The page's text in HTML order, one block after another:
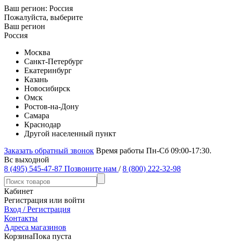
Ваш регион: Россия
Пожалуйста, выберите
Ваш регион
Россия
Москва
Санкт-Петербург
Екатеринбург
Казань
Новосибирск
Омск
Ростов-на-Дону
Самара
Краснодар
Другой населенный пункт
Заказать обратный звонок Время работы Пн-Сб 09:00-17:30.
Вс выходной
8 (495) 545-47-87 Позвоните нам / 8 (800) 222-32-98
Кабинет
Регистрация или войти
Вход / Регистрация
Контакты
Адреса магазинов
КорзинаПока пуста